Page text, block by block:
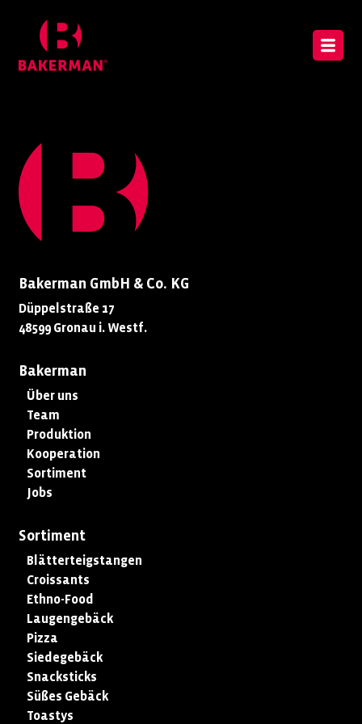
Bakerman GmbH & Co. KG
Düppelstraße 17
48599 Gronau i. Westf.
Bakerman
Über uns
Team
Produktion
Kooperation
Sortiment
Jobs
Sortiment
Blätterteigstangen
Croissants
Ethno-Food
Laugengebäck
Pizza
Siedegebäck
Snacksticks
Süßes Gebäck
Toastys